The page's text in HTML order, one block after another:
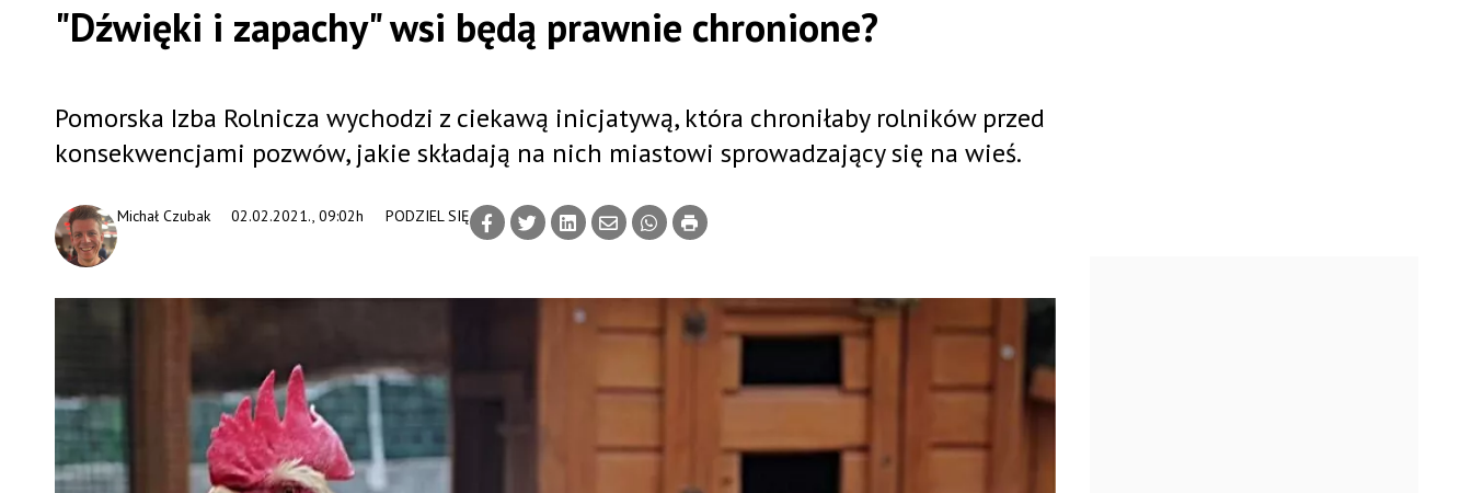
"Dźwięki i zapachy" wsi będą prawnie chronione?
02.02.2021., 09:02h
Michał Czubak PODZIEL SIĘ
Pomorska Izba Rolnicza wychodzi z ciekawą inicjatywą, która chroniłaby rolników przed
konsekwencjami pozwów, jakie składają na nich miastowi sprowadzający się na wieś.